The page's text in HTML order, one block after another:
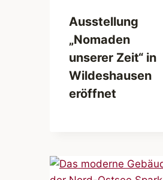
Ausstellung
„Nomaden
unserer Zeit“ in
Wildeshausen
eröffnet